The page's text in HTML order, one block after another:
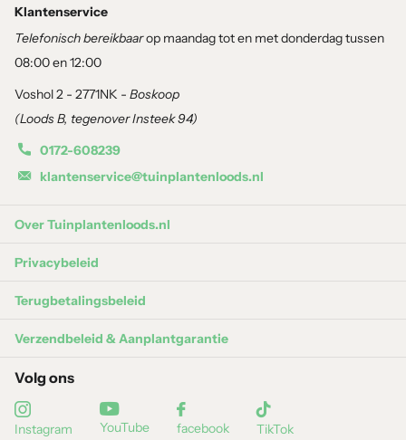
cm hoog en 30–40 cm breed. Vormt dichte pollen met veel
bloemstelen.
mooi blijft.
Bloei:Van juli tot september rijkbloeiend met ronde, paarse
bloemschermen van ca. 5 cm doorsnee.
Vruchten:
Winterhardheid:
Klantenservice
Telefonisch bereikbaarop maandag tot en met donderdag tussen
08:00 en 12:00
Voshol 2 - 2771NK - Boskoop
(Loods B, tegenover Insteek 94)
0172-608239
klantenservice@tuinplantenloods.nl
Over Tuinplantenloods.nl
Privacybeleid
Terugbetalingsbeleid
Verzendbeleid & Aanplantgarantie
Volg ons
Instagram YouTube facebook
TikTok